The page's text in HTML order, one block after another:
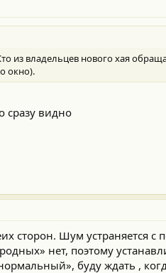
из владельцев нового хая
окно).
сразу видно
сторон. Шум устраняется
нет, поэтому
буду ждать ,